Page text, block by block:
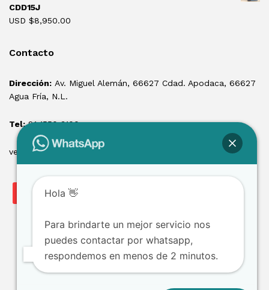
CDD15J
USD $8,950.00
Contacto
Dirección: Av. Miguel Alemán, 66627 Cdad. Apodaca, 66627
Agua Fría, N.L.
Tel:81 1550 3100
ventas@losmontacargas.mx
Copyright © 2025 Los Montacargas RTE
Hola 👋
Para brindarte un mejor servicio nos
puedes contactar por whatsapp,
respondemos en menos de 2 minutos.